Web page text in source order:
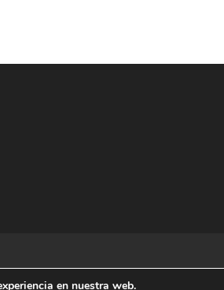
en nuestra web.